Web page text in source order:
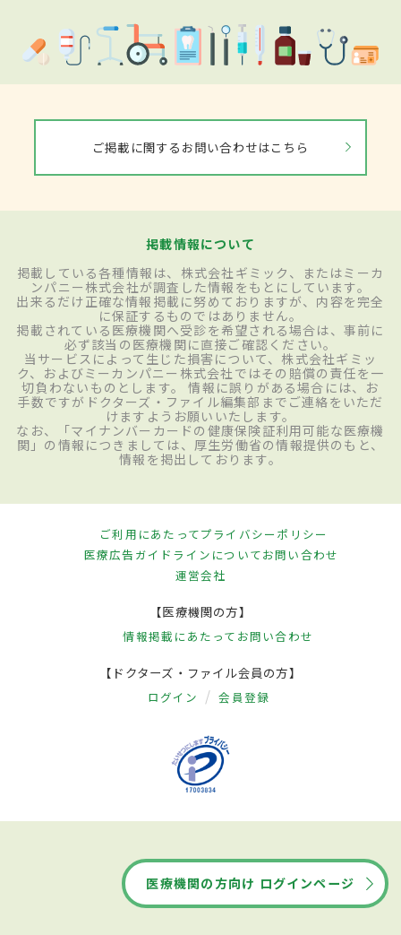
ご掲載に関するお問い合わせはこちら
掲載情報について
掲載している各種情報は、株式会社ギミック、またはミーカ
ンパニー株式会社が調査した情報をもとにしています。
出来るだけ正確な情報掲載に努めておりますが、内容を完全
に保証するものではありません。
掲載されている医療機関へ受診を希望される場合は、事前に
必ず該当の医療機関に直接ご確認ください。
当サービスによって生じた損害について、株式会社ギミッ
ク、およびミーカンパニー株式会社ではその賠償の責任を一
切負わないものとします。 情報に誤りがある場合には、お
手数ですがドクターズ・ファイル編集部までご連絡をいただ
けますようお願いいたします。
なお、「マイナンバーカードの健康保険証利用可能な医療機
関」の情報につきましては、厚生労働省の情報提供のもと、
情報を掲出しております。
ご利用にあたってプライバシーポリシー
医療広告ガイドラインについてお問い合わせ
運営会社
【医療機関の方】
情報掲載にあたって お問い合わせ
【ドクターズ・ファイル会員の方】
ログイン 会員登録
医療機関の方向け ログインページ